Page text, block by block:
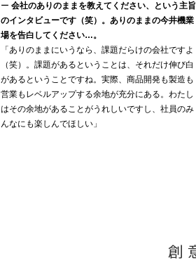
ー 会社のありのままを教えてください、という主旨
のインタビューです（笑）。ありのままの今井機業
場を告白してください…。
「ありのままにいうなら、課題だらけの会社ですよ
（笑）。課題があるということは、それだけ伸び白
があるということですね。実際、商品開発も製造も
営業もレベルアップする余地が充分にある。わたし
はその余地があることがうれしいですし、社員のみ
んなにも楽しんでほしい」